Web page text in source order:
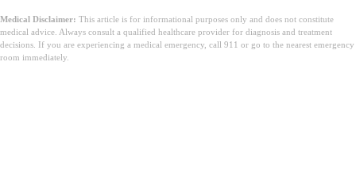
Medical Disclaimer: This article is for informational purposes only and does not constitute
medical advice. Always consult a qualified healthcare provider for diagnosis and treatment
decisions. If you are experiencing a medical emergency, call 911 or go to the nearest emergency
room immediately.